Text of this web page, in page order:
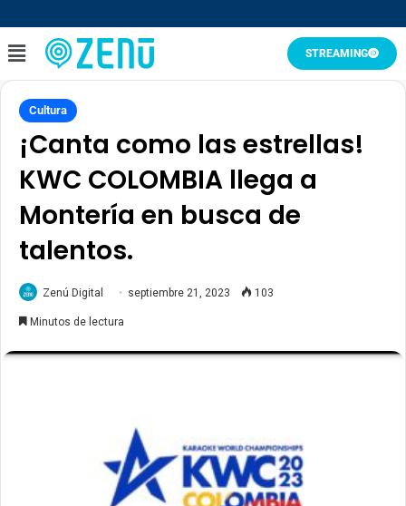
STREAMING
Cultura
¡Canta como las estrellas!
KWC COLOMBIA llega a
Montería en busca de
talentos.
Zenú Digital septiembre 21, 2023 103
Minutos de lectura